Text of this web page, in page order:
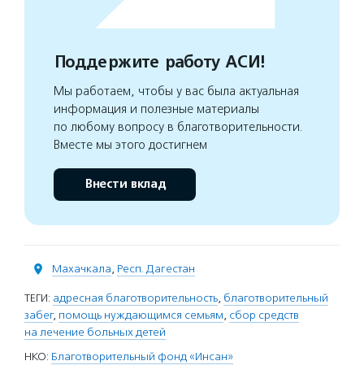
Поддержите работу АСИ!
Мы работаем, чтобы у вас была актуальная
информация и полезные материалы
по любому вопросу в благотворительности.
Вместе мы этого достигнем
Внести вклад
Махачкала, Респ. Дагестан
ТЕГИ: адресная благотворительность, благотворительный
забег, помощь нуждающимся семьям, сбор средств
на лечение больных детей
НКО: Благотворительный фонд «Инсан»